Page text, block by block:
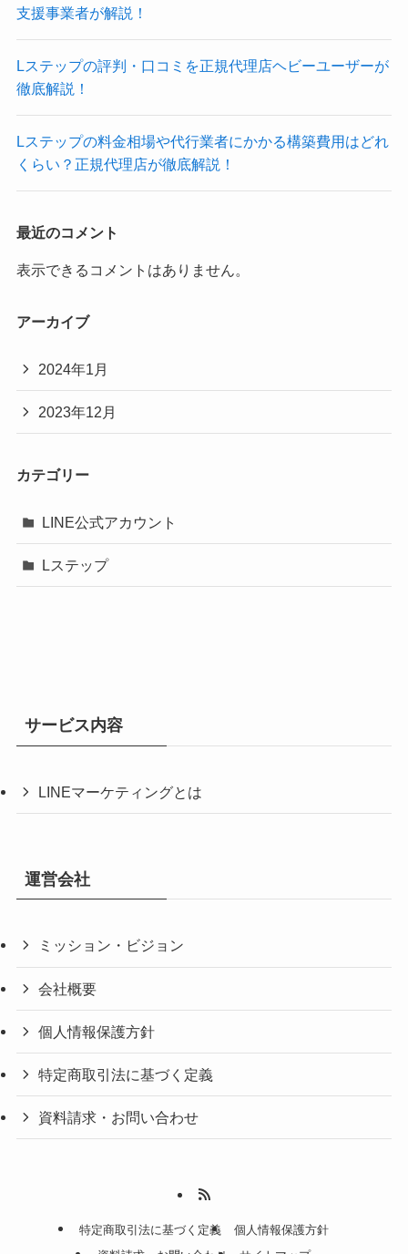
支援事業者が解説！
Lステップの評判・口コミを正規代理店ヘビーユーザーが
徹底解説！
Lステップの料金相場や代行業者にかかる構築費用はどれ
くらい？正規代理店が徹底解説！
最近のコメント
表示できるコメントはありません。
アーカイブ
2024年1月
2023年12月
カテゴリー
LINE公式アカウント
Lステップ
サービス内容
LINEマーケティングとは
運営会社
ミッション・ビジョン
会社概要
個人情報保護方針
特定商取引法に基づく定義
資料請求・お問い合わせ
特定商取引法に基づく定義
個人情報保護方針